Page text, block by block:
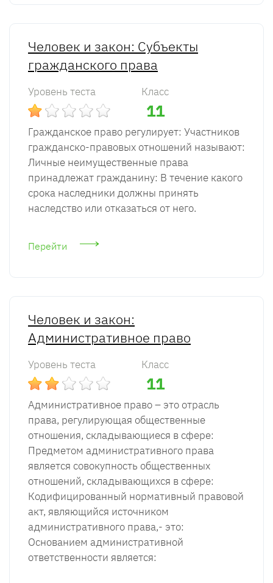
Человек и закон: Субъекты
гражданского права
Уровень теста Класс
11
Гражданское право регулирует: Участников
гражданско-правовых отношений называют:
Личные неимущественные права
принадлежат гражданину: В течение какого
срока наследники должны принять
наследство или отказаться от него.
Перейти
Человек и закон:
Административное право
Уровень теста Класс
11
Административное право – это отрасль
права, регулирующая общественные
отношения, складывающиеся в сфере:
Предметом административного права
является совокупность общественных
отношений, складывающихся в сфере:
Кодифицированный нормативный правовой
акт, являющийся источником
административного права,- это:
Основанием административной
ответственности является: